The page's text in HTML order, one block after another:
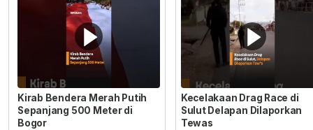
Kirab Bendera Merah Putih
Sepanjang 500 Meter di
Bogor
Kecelakaan Drag Race di
Sulut Delapan Dilaporkan
Tewas